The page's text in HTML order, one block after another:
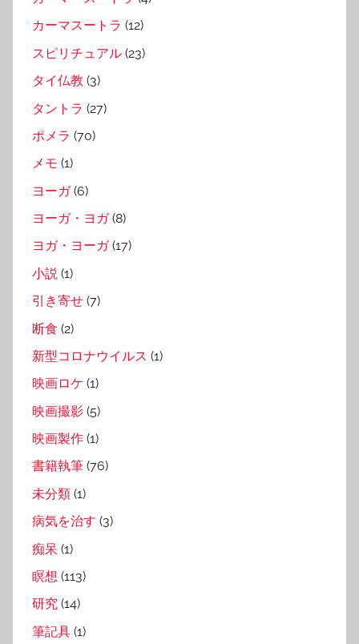
カーマスートラ (12)
スピリチュアル (23)
タイ仏教 (3)
タントラ (27)
ポメラ (70)
メモ (1)
ヨーガ(6)
ヨーガ・ヨガ(8)
ヨガ・ヨーガ(17)
小説 (1)
引き寄せ (7)
断食 (2)
新型コロナウイルス (1)
映画ロケ (1)
映画撮影 (5)
映画製作 (1)
書籍執筆 (76)
未分類 (1)
病気を治す (3)
痴呆 (1)
瞑想 (113)
研究 (14)
筆記具 (1)